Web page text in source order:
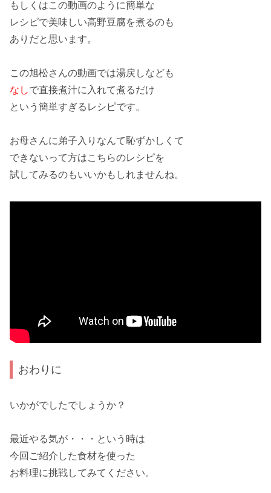
もしくはこの動画のように簡単な
レシピで美味しい高野豆腐を煮るのも
ありだと思います。
この旭松さんの動画では湯戻しなども
なしで直接煮汁に入れて煮るだけ
という簡単すぎるレシピです。
お母さんに弟子入りなんて恥ずかしくて
できないって方はこちらのレシピを
試してみるのもいいかもしれませんね。
おわりに
いかがでしたでしょうか？
最近やる気が・・・という時は
今回ご紹介した食材を使った
お料理に挑戦してみてください。